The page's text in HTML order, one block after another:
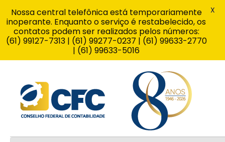
Nossa central telefônica está temporariamente
inoperante. Enquanto o serviço é restabelecido, os
contatos podem ser realizados pelos números:
(61) 99127-7313 | (61) 99277-0237 | (61) 99633-2770
| (61) 99633-5016
X